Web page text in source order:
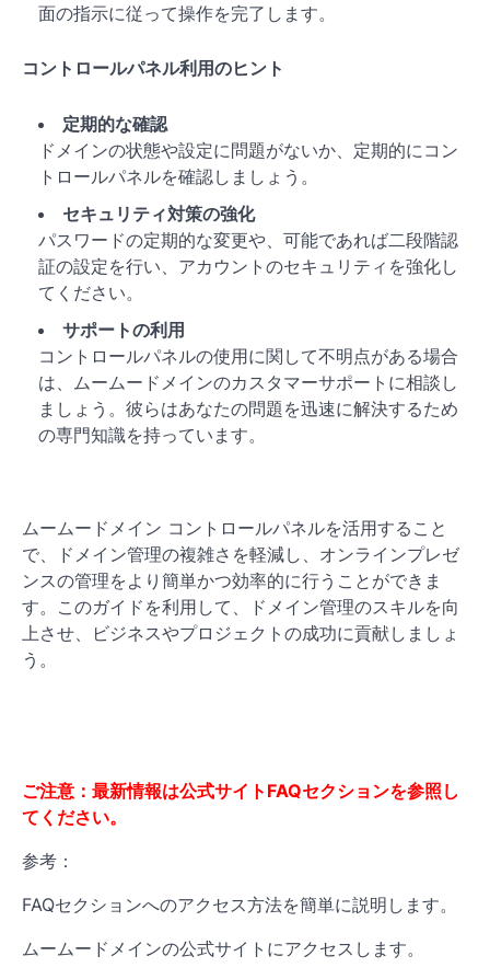
面の指示に従って操作を完了します。
コントロールパネル利用のヒント
定期的な確認
ドメインの状態や設定に問題がないか、定期的にコン
トロールパネルを確認しましょう。
セキュリティ対策の強化
パスワードの定期的な変更や、可能であれば二段階認
証の設定を行い、アカウントのセキュリティを強化し
てください。
サポートの利用
コントロールパネルの使用に関して不明点がある場合
は、ムームードメインのカスタマーサポートに相談し
ましょう。彼らはあなたの問題を迅速に解決するため
の専門知識を持っています。
ムームードメイン コントロールパネルを活用すること
で、ドメイン管理の複雑さを軽減し、オンラインプレゼ
ンスの管理をより簡単かつ効率的に行うことができま
す。このガイドを利用して、ドメイン管理のスキルを向
上させ、ビジネスやプロジェクトの成功に貢献しましょ
う。
ご注意：最新情報は公式サイトFAQセクションを参照し
てください。
参考：
FAQセクションへのアクセス方法を簡単に説明します。
ムームードメインの公式サイトにアクセスします。